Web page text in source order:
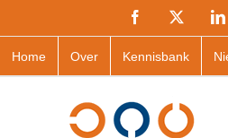
Facebook
Home Over Kennisbank